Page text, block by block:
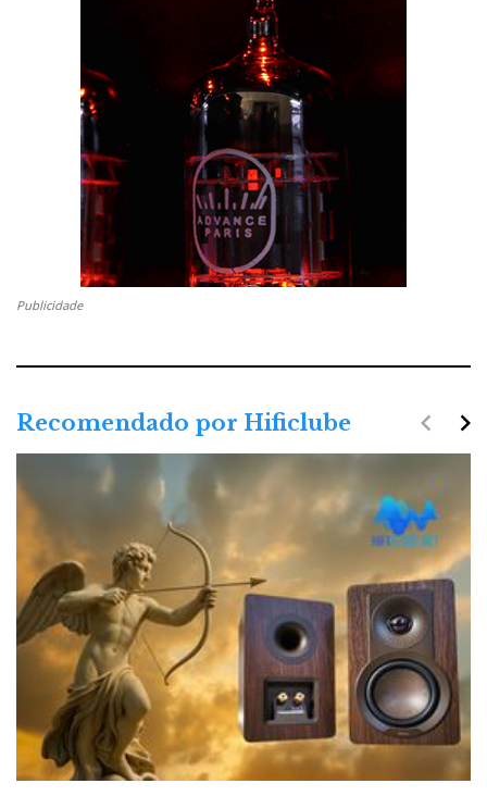
Publicidade
Recomendado por Hificlube navigate_next
navigate_before